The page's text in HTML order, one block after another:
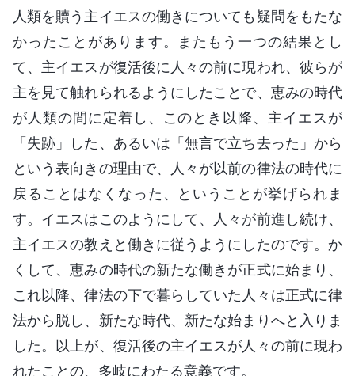
人類を贖う主イエスの働きについても疑問をもたな
かったことがあります。またもう一つの結果とし
て、主イエスが復活後に人々の前に現われ、彼らが
主を見て触れられるようにしたことで、恵みの時代
が人類の間に定着し、このとき以降、主イエスが
「失跡」した、あるいは「無言で立ち去った」から
という表向きの理由で、人々が以前の律法の時代に
戻ることはなくなった、ということが挙げられま
す。イエスはこのようにして、人々が前進し続け、
主イエスの教えと働きに従うようにしたのです。か
くして、恵みの時代の新たな働きが正式に始まり、
これ以降、律法の下で暮らしていた人々は正式に律
法から脱し、新たな時代、新たな始まりへと入りま
した。以上が、復活後の主イエスが人々の前に現わ
れたことの、多岐にわたる意義です。